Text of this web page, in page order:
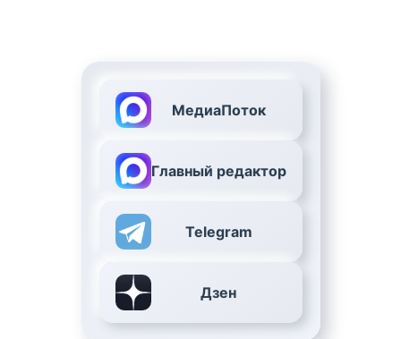
МедиаПоток
Главный редактор
Telegram
Дзен